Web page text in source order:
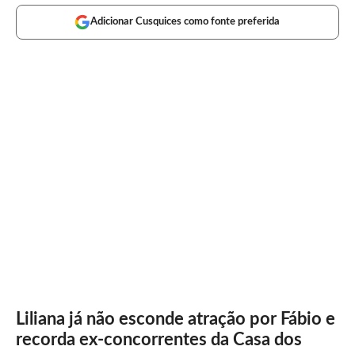
Adicionar Cusquices como fonte preferida
Liliana já não esconde atração por Fábio e
recorda ex-concorrentes da Casa dos